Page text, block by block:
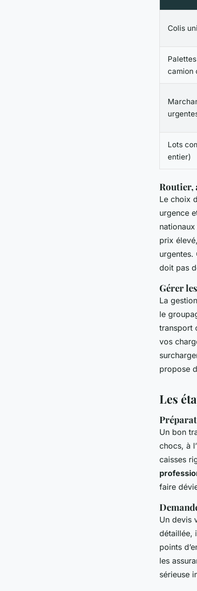
Colis
camion
Lots
entier)
Routier,
Le choix
urgence
prix
urgentes.
doit pas
Gérer
La
le
transport
vos
propose
Les
Un bon
chocs, à
caisses
faire
Un devis
détaillée,
points
les
sérieuse